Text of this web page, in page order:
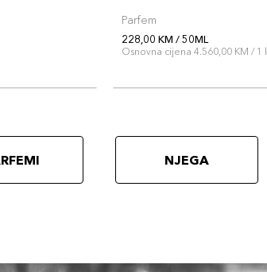
Parfem
228,00 KM / 50ML
Osnovna cijena 4.560,00 KM / 1 l
NJEGA